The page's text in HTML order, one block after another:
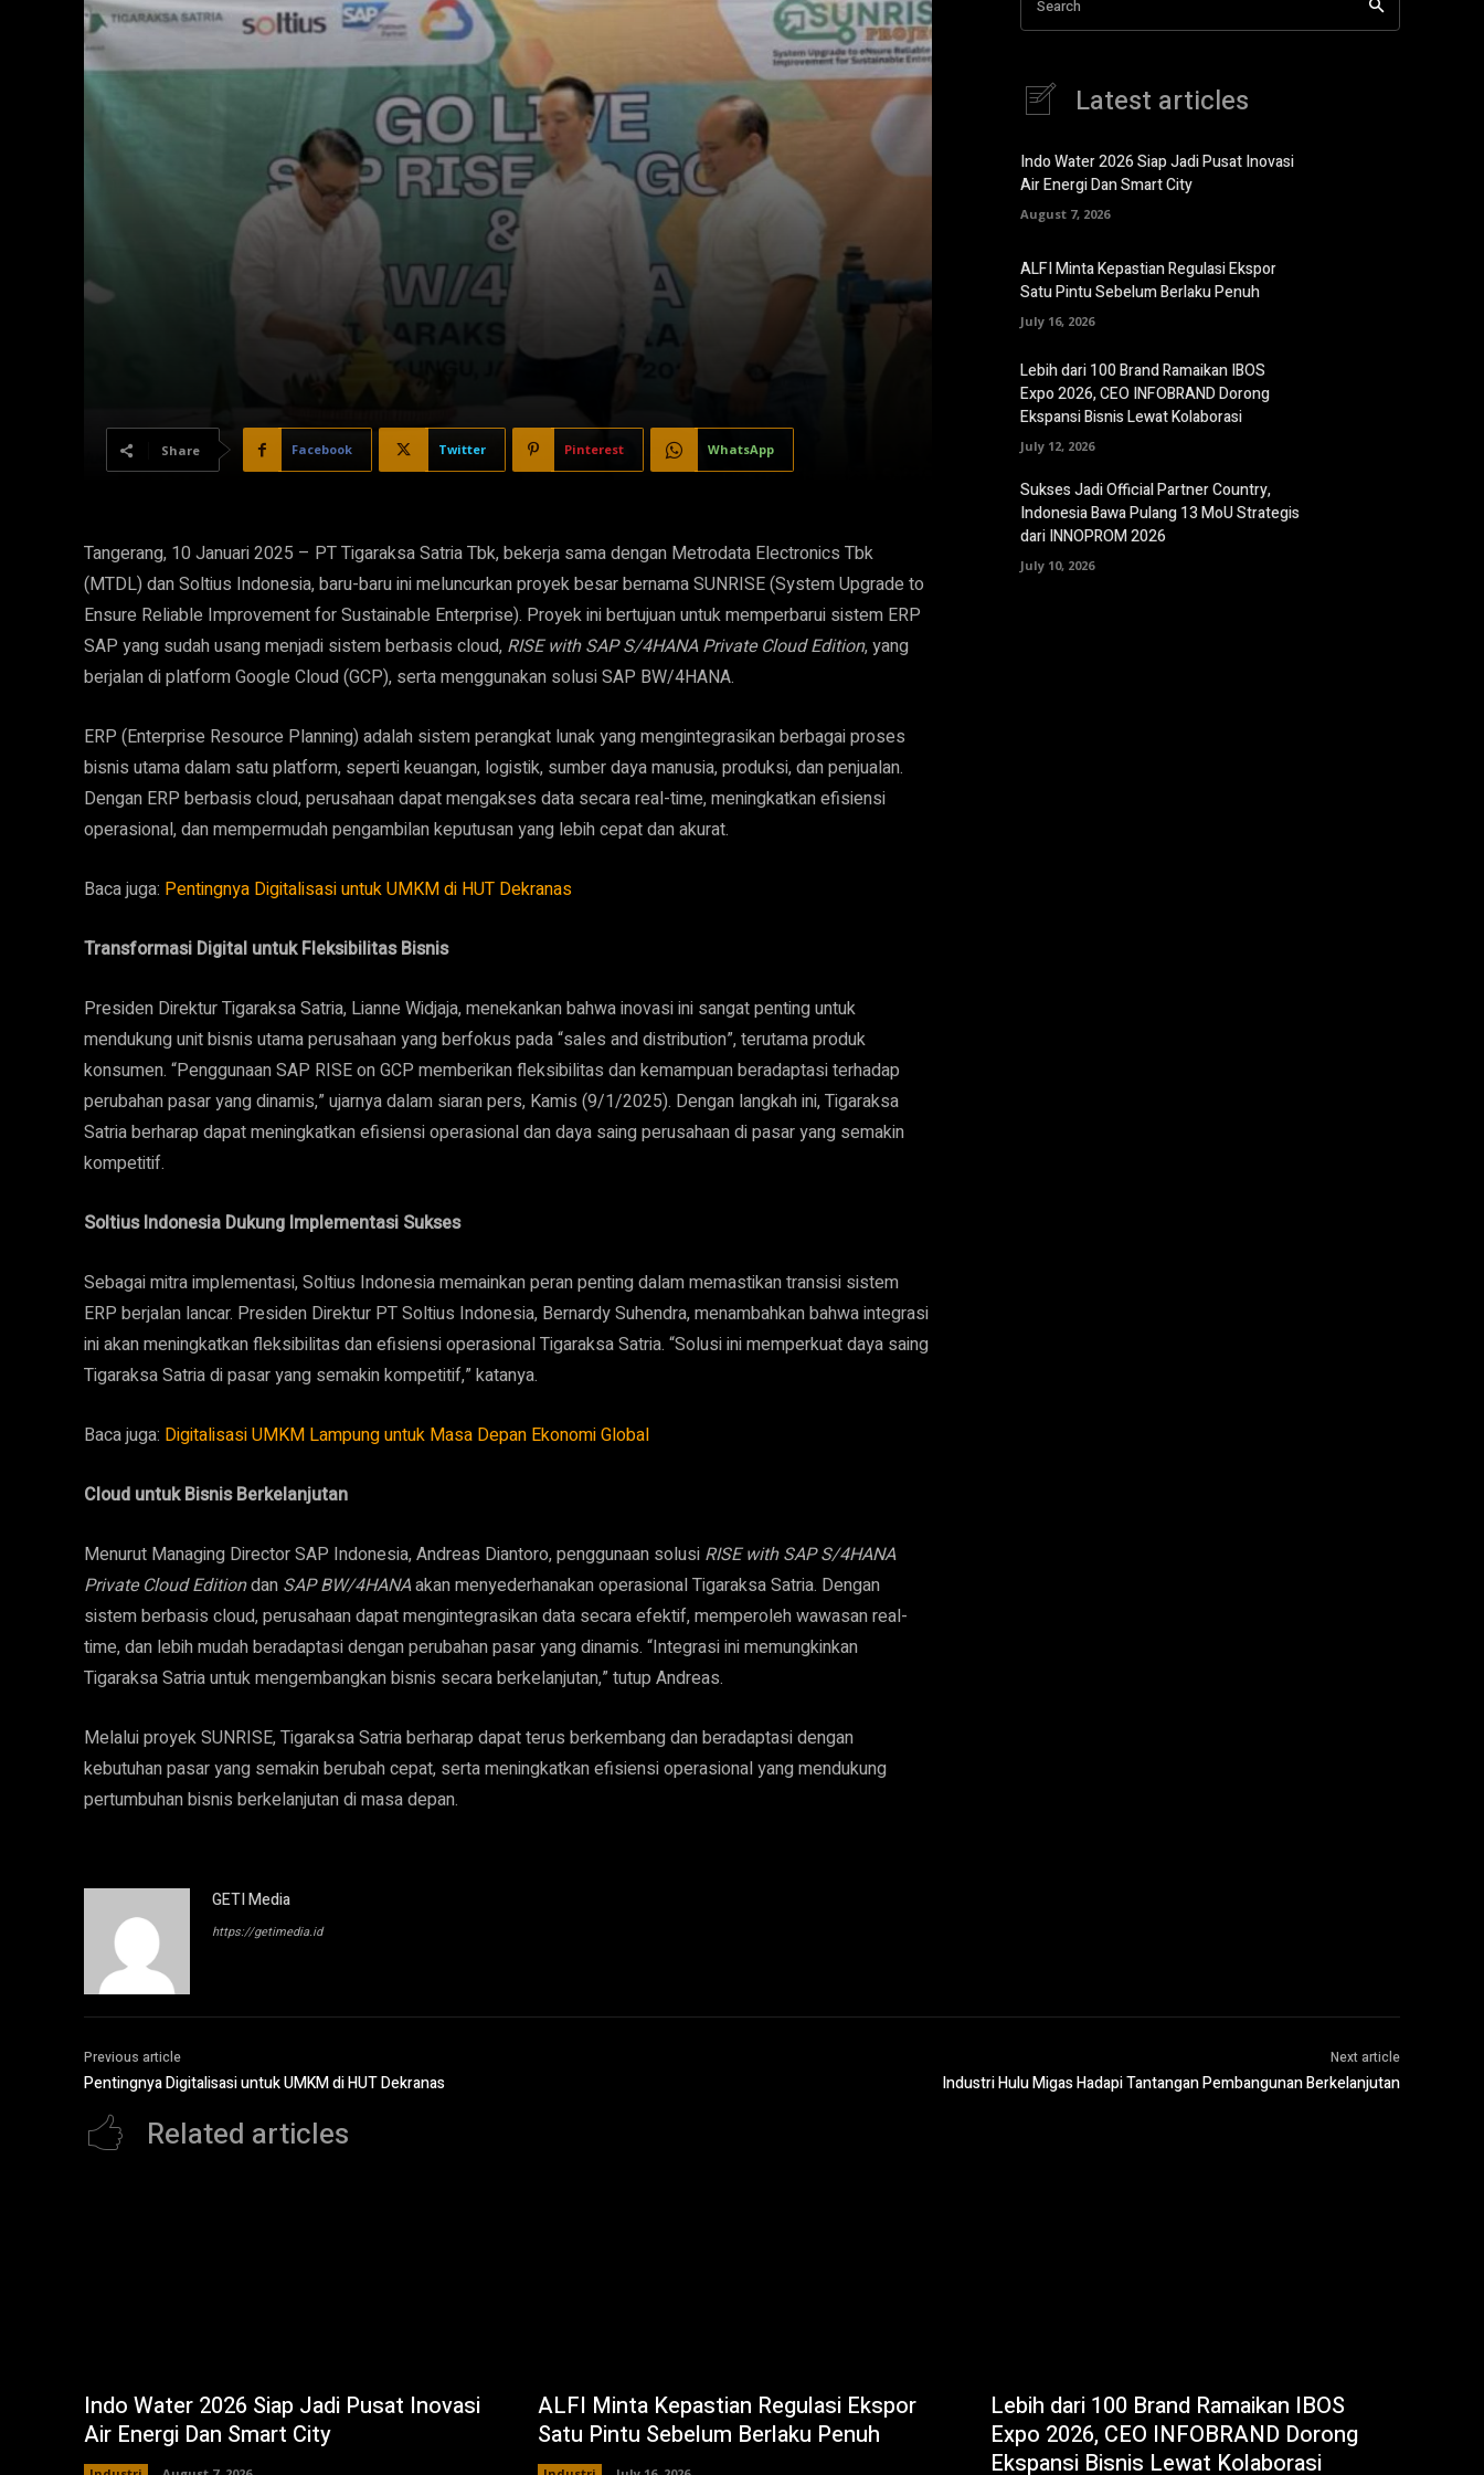
Share Facebook Twitter Pinterest WhatsApp
Tangerang, 10 Januari 2025 – PT Tigaraksa Satria Tbk, bekerja sama dengan Metrodata Electronics Tbk
(MTDL) dan Soltius Indonesia, baru-baru ini meluncurkan proyek besar bernama SUNRISE (System Upgrade to
Ensure Reliable Improvement for Sustainable Enterprise). Proyek ini bertujuan untuk memperbarui sistem ERP
SAP yang sudah usang menjadi sistem berbasis cloud, RISE with SAP S/4HANA Private Cloud Edition, yang
berjalan di platform Google Cloud (GCP), serta menggunakan solusi SAP BW/4HANA.
ERP (Enterprise Resource Planning) adalah sistem perangkat lunak yang mengintegrasikan berbagai proses
bisnis utama dalam satu platform, seperti keuangan, logistik, sumber daya manusia, produksi, dan penjualan.
Dengan ERP berbasis cloud, perusahaan dapat mengakses data secara real-time, meningkatkan efisiensi
operasional, dan mempermudah pengambilan keputusan yang lebih cepat dan akurat.
Baca juga: Pentingnya Digitalisasi untuk UMKM di HUT Dekranas
Transformasi Digital untuk Fleksibilitas Bisnis
Presiden Direktur Tigaraksa Satria, Lianne Widjaja, menekankan bahwa inovasi ini sangat penting untuk
mendukung unit bisnis utama perusahaan yang berfokus pada “sales and distribution”, terutama produk
konsumen. “Penggunaan SAP RISE on GCP memberikan fleksibilitas dan kemampuan beradaptasi terhadap
perubahan pasar yang dinamis,” ujarnya dalam siaran pers, Kamis (9/1/2025). Dengan langkah ini, Tigaraksa
Satria berharap dapat meningkatkan efisiensi operasional dan daya saing perusahaan di pasar yang semakin
kompetitif.
Soltius Indonesia Dukung Implementasi Sukses
Sebagai mitra implementasi, Soltius Indonesia memainkan peran penting dalam memastikan transisi sistem
ERP berjalan lancar. Presiden Direktur PT Soltius Indonesia, Bernardy Suhendra, menambahkan bahwa integrasi
ini akan meningkatkan fleksibilitas dan efisiensi operasional Tigaraksa Satria. “Solusi ini memperkuat daya saing
Tigaraksa Satria di pasar yang semakin kompetitif,” katanya.
Baca juga: Digitalisasi UMKM Lampung untuk Masa Depan Ekonomi Global
Cloud untuk Bisnis Berkelanjutan
Menurut Managing Director SAP Indonesia, Andreas Diantoro, penggunaan solusi RISE with SAP S/4HANA
Private Cloud Editiondan SAP BW/4HANAakan menyederhanakan operasional Tigaraksa Satria. Dengan
sistem berbasis cloud, perusahaan dapat mengintegrasikan data secara efektif, memperoleh wawasan real-
time, dan lebih mudah beradaptasi dengan perubahan pasar yang dinamis. “Integrasi ini memungkinkan
Tigaraksa Satria untuk mengembangkan bisnis secara berkelanjutan,” tutup Andreas.
Melalui proyek SUNRISE, Tigaraksa Satria berharap dapat terus berkembang dan beradaptasi dengan
kebutuhan pasar yang semakin berubah cepat, serta meningkatkan efisiensi operasional yang mendukung
pertumbuhan bisnis berkelanjutan di masa depan.
GETI Media
https://getimedia.id
Search
Latest articles
Indo Water 2026 Siap Jadi Pusat Inovasi
Air Energi Dan Smart City
August 7, 2026
ALFI Minta Kepastian Regulasi Ekspor
Satu Pintu Sebelum Berlaku Penuh
July 16, 2026
Lebih dari 100 Brand Ramaikan IBOS
Expo 2026, CEO INFOBRAND Dorong
Ekspansi Bisnis Lewat Kolaborasi
July 12, 2026
Sukses Jadi Official Partner Country,
Indonesia Bawa Pulang 13 MoU Strategis
dari INNOPROM 2026
July 10, 2026
Previous article
Pentingnya Digitalisasi untuk UMKM di HUT Dekranas
Next article
Industri Hulu Migas Hadapi Tantangan Pembangunan Berkelanjutan
Related articles
Indo Water 2026 Siap Jadi Pusat Inovasi
Air Energi Dan Smart City
ALFI Minta Kepastian Regulasi Ekspor
Satu Pintu Sebelum Berlaku Penuh
Lebih dari 100 Brand Ramaikan IBOS
Expo 2026, CEO INFOBRAND Dorong
Ekspansi Bisnis Lewat Kolaborasi